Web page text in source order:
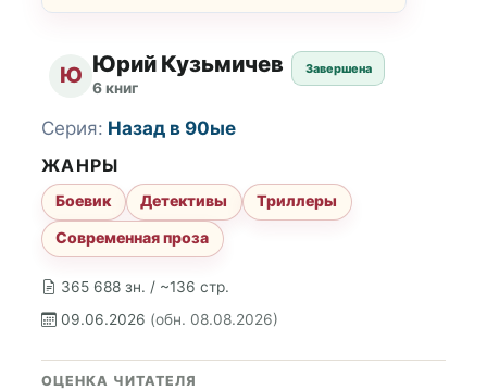
Ю Юрий Кузьмичев
6 книг
Завершена
365 688 зн. / ~136 стр.
09.06.2026 (обн. 08.08.2026)
Серия: Назад в 90ые
ЖАНРЫ
Боевик Детективы
Триллеры
Современная проза
ОЦЕНКА ЧИТАТЕЛЯ